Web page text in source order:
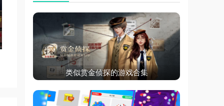
类似赏金侦探的游戏合集